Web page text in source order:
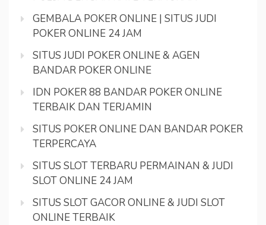
GEMBALA POKER ONLINE | SITUS JUDI
POKER ONLINE 24 JAM
SITUS JUDI POKER ONLINE & AGEN
BANDAR POKER ONLINE
IDN POKER 88 BANDAR POKER ONLINE
TERBAIK DAN TERJAMIN
SITUS POKER ONLINE DAN BANDAR POKER
TERPERCAYA
SITUS SLOT TERBARU PERMAINAN & JUDI
SLOT ONLINE 24 JAM
SITUS SLOT GACOR ONLINE & JUDI SLOT
ONLINE TERBAIK